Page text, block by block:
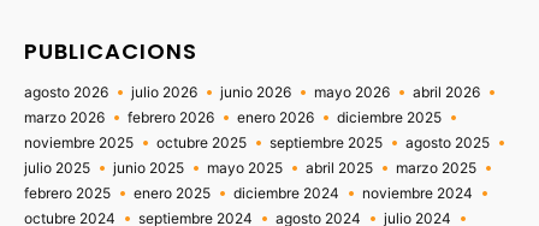
PUBLICACIONS
agosto 2026 julio 2026 junio 2026 mayo 2026
abril 2026
marzo 2026
febrero 2026 enero 2026
diciembre 2025
noviembre 2025
octubre 2025 septiembre 2025
agosto 2025
julio 2025
junio 2025 mayo 2025 abril 2025
marzo 2025
febrero 2025
enero 2025 diciembre 2024
noviembre 2024
octubre 2024
septiembre 2024 agosto 2024
julio 2024